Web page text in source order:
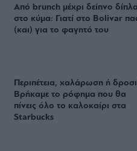
Από brunch μέχρι δείπνο δίπλα
στο κύμα: Γιατί στο Bolivar
(και) για το φαγητό του
Περιπέτεια, χαλάρωση ή
Βρήκαμε το ρόφημα που θα
πίνεις όλο το καλοκαίρι στα
Starbucks